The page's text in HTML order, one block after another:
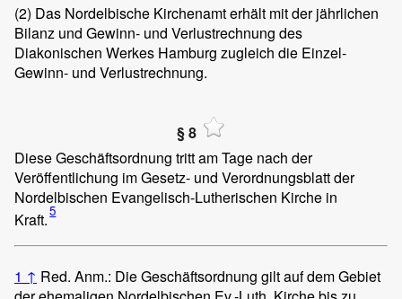
(2) Das Nordelbische Kirchenamt erhält mit der jährlichen
Bilanz und Gewinn- und Verlustrechnung des
Diakonischen Werkes Hamburg zugleich die Einzel-
Gewinn- und Verlustrechnung.
§ 8
Diese Geschäftsordnung tritt am Tage nach der
Veröffentlichung im Gesetz- und Verordnungsblatt der
Nordelbischen Evangelisch-Lutherischen Kirche in
Kraft.5
1 ↑ Red. Anm.: Die Geschäftsordnung gilt auf dem Gebiet